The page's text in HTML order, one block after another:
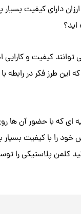
دارای کیفیت
کیفیت و
طرز فکر در رابطه
که با حضور آن ها
را با کیفیت بسیار
پلاستیکی را